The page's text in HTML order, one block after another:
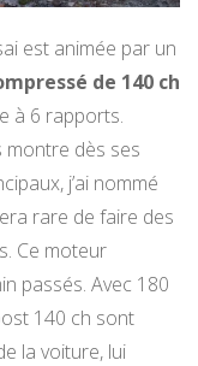
est animée par un
de 140 ch
à 6 rapports.
montre dès ses
j’ai nommé
rare de faire des
Ce moteur
passés. Avec 180
140 ch sont
la voiture, lui